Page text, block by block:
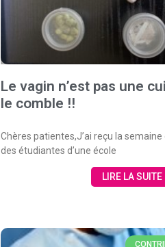
Le vagin n’est pas une
le comble !!
Chères patientes,J’ai reçu la semaine
des étudiantes d’une école
LIRE LA SUITE